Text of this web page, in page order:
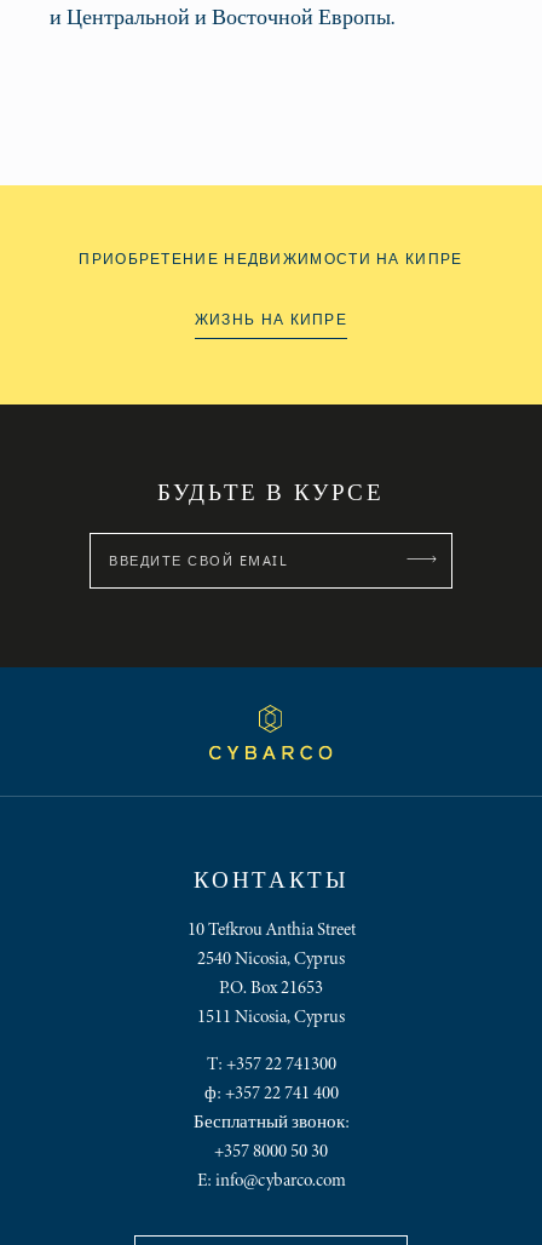
и Центральной и Восточной Европы.
ПРИОБРЕТЕНИЕ НЕДВИЖИМОСТИ НА КИПРЕ
ЖИЗНЬ НА КИПРЕ
БУДЬТЕ В КУРСЕ
КОНТАКТЫ
10 Tefkrou Anthia Street
2540 Nicosia, Cyprus
P.O. Box 21653
1511 Nicosia, Cyprus
T: +357 22 741300
ф: +357 22 741 400
Бесплатный звонок:
+357 8000 50 30
E: info@cybarco.com